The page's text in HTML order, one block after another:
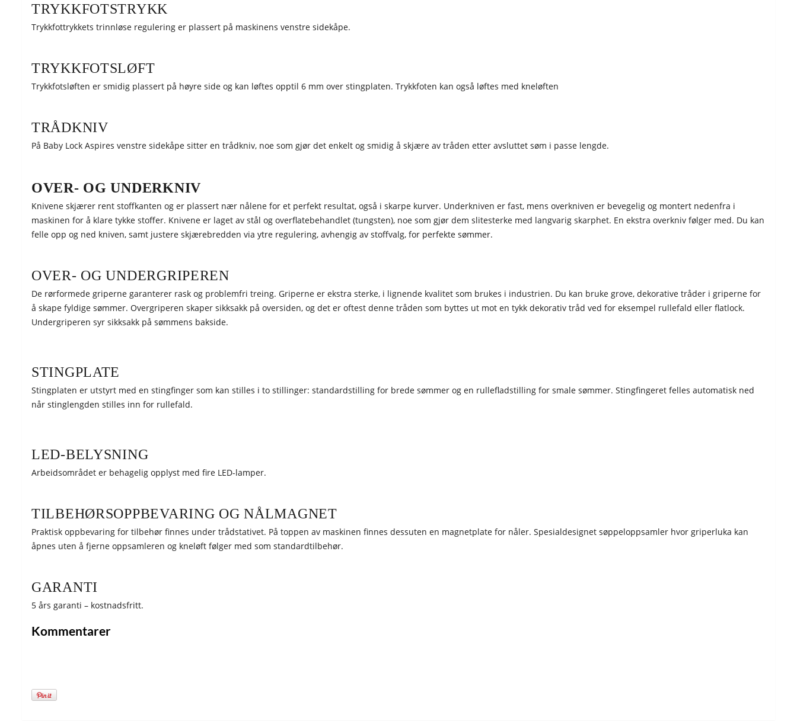
TRYKKFOTSTRYKK
Trykkfottrykkets trinnløse regulering er plassert på maskinens venstre sidekåpe.
TRYKKFOTSLØFT
Trykkfotsløften er smidig plassert på høyre side og kan løftes opptil 6 mm over stingplaten. Trykkfoten kan også løftes med kneløften
TRÅDKNIV
På Baby Lock Aspires venstre sidekåpe sitter en trådkniv, noe som gjør det enkelt og smidig å skjære av tråden etter avsluttet søm i passe lengde.
OVER- OG UNDERKNIV
Knivene skjærer rent stoffkanten og er plassert nær nålene for et perfekt resultat, også i skarpe kurver. Underkniven er fast, mens overkniven er bevegelig og montert nedenfra i
maskinen for å klare tykke stoffer. Knivene er laget av stål og overflatebehandlet (tungsten), noe som gjør dem slitesterke med langvarig skarphet. En ekstra overkniv følger med. Du kan
felle opp og ned kniven, samt justere skjærebredden via ytre regulering, avhengig av stoffvalg, for perfekte sømmer.
OVER- OG UNDERGRIPEREN
De rørformede griperne garanterer rask og problemfri treing. Griperne er ekstra sterke, i lignende kvalitet som brukes i industrien. Du kan bruke grove, dekorative tråder i griperne for
å skape fyldige sømmer. Overgriperen skaper sikksakk på oversiden, og det er oftest denne tråden som byttes ut mot en tykk dekorativ tråd ved for eksempel rullefald eller flatlock.
Undergriperen syr sikksakk på sømmens bakside.
STINGPLATE
Stingplaten er utstyrt med en stingfinger som kan stilles i to stillinger: standardstilling for brede sømmer og en rullefladstilling for smale sømmer. Stingfingeret felles automatisk ned
når stinglengden stilles inn for rullefald.
LED-BELYSNING
Arbeidsområdet er behagelig opplyst med fire LED-lamper.
TILBEHØRSOPPBEVARING OG NÅLMAGNET
Praktisk oppbevaring for tilbehør finnes under trådstativet. På toppen av maskinen finnes dessuten en magnetplate for nåler. Spesialdesignet søppeloppsamler hvor griperluka kan
åpnes uten å fjerne oppsamleren og kneløft følger med som standardtilbehør.
GARANTI
5 års garanti – kostnadsfritt.
Kommentarer